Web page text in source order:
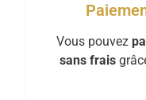
Vous pouvez
sans frais